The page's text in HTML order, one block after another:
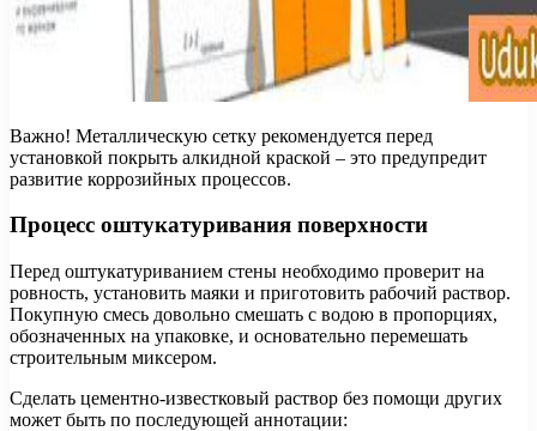
Важно! Металлическую сетку рекомендуется перед
установкой покрыть алкидной краской – это предупредит
развитие коррозийных процессов.
Процесс оштукатуривания поверхности
Перед оштукатуриванием стены необходимо проверит на
ровность, установить маяки и приготовить рабочий раствор.
Покупную смесь довольно смешать с водою в пропорциях,
обозначенных на упаковке, и основательно перемешать
строительным миксером.
Сделать цементно-известковый раствор без помощи других
может быть по последующей аннотации: